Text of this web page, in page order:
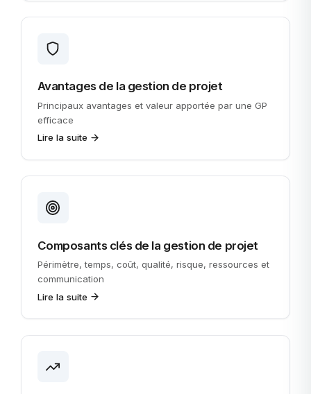
Avantages de la gestion de projet
Principaux avantages et valeur apportée par une GP
efficace
Lire la suite
Composants clés de la gestion de projet
Périmètre, temps, coût, qualité, risque, ressources et
communication
Lire la suite